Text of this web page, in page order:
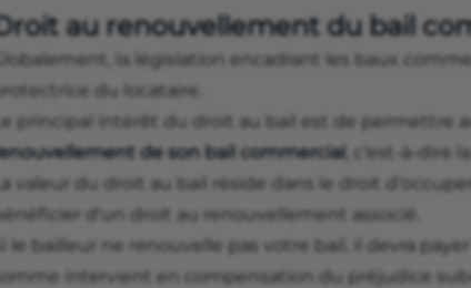
au renouvellement du bail
la législation encadrant les baux
du locataire.
principal intérêt du droit au bail est de permettre
de son bail commercial , c’est-à-dire
valeur du droit au bail réside dans le droit
d'un droit au renouvellement associé.
le bailleur ne renouvelle pas votre bail, il devra
intervient en compensation du préjudice